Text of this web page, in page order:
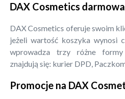
DAX Cosmetics
DAX Cosmetics oferuje swoim
jeżeli wartość koszyka wynosi
wprowadza trzy różne
znajdują się: kurier DPD,
Promocje na DAX